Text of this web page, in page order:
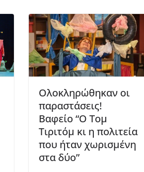
Ολοκληρώθηκαν οι
παραστάσεις!
Βαφείο “Ο Τομ
Τιριτόμ κι η πολιτεία
που ήταν χωρισμένη
στα δύο”